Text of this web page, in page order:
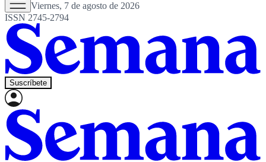
Viernes, 7 de agosto de 2026
ISSN 2745-2794
Suscríbete